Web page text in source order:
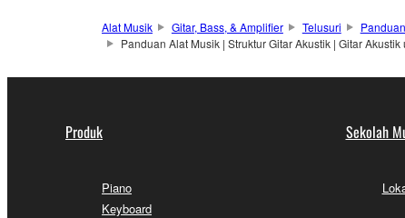
Alat Musik Gitar, Bass, & Amplifier Telusuri
Panduan Alat Musik | Struktur Gitar Akustik | Gitar
Produk
Piano
Keyboard
Sekolah